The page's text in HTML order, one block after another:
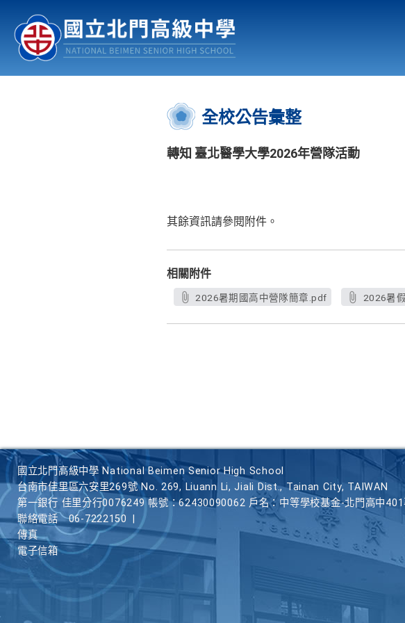
認識北中 行事曆
:::
全校公告彙整
轉知 臺北醫學大學2026年營隊活動
其餘資訊請參閱附件。
相關附件
2026暑期國高中營隊簡章.pdf 2026暑
國立北門高級中學 National Beimen Senior High School
台南市佳里區六安里269號 No. 269, Liuann Li, Jiali Dist., Tainan City, TAIWAN
第一銀行 佳里分行0076249 帳號：62430090062 戶名：中等學校基金-北門高中
聯絡電話
06-7222150
傳真
電子信箱